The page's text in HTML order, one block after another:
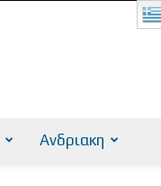
Ανδριακη